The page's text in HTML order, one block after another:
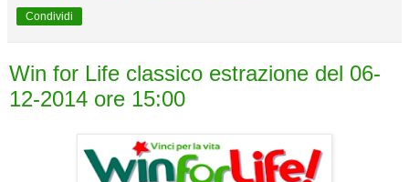
Condividi
Win for Life classico estrazione del 06-
12-2014 ore 15:00